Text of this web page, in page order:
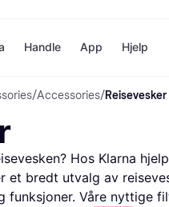
Betal i 3 deler
Betal innen
Finansiering
Vipps
Handle
Butikker
App Hjelp
/Accessories/Reisevesker
Hos Klarna
et bredt utvalg av
funksjoner. Våre nyttige